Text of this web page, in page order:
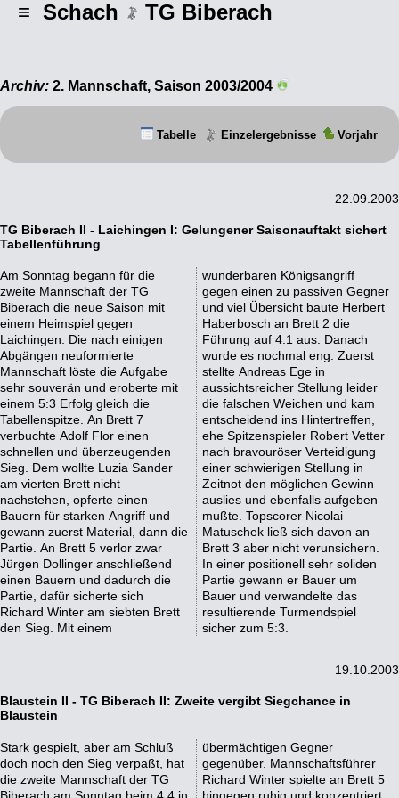
≡ Schach TG Biberach
Archiv: 2. Mannschaft, Saison 2003/2004
Tabelle Einzelergebnisse Vorjahr
22.09.2003
TG Biberach II - Laichingen I: Gelungener Saisonauftakt sichert
Tabellenführung
Am Sonntag begann für die
zweite Mannschaft der TG
Biberach die neue Saison mit
einem Heimspiel gegen
Laichingen. Die nach einigen
Abgängen neuformierte
Mannschaft löste die Aufgabe
sehr souverän und eroberte mit
einem 5:3 Erfolg gleich die
Tabellenspitze. An Brett 7
verbuchte Adolf Flor einen
schnellen und überzeugenden
Sieg. Dem wollte Luzia Sander
am vierten Brett nicht
nachstehen, opferte einen
Bauern für starken Angriff und
gewann zuerst Material, dann die
Partie. An Brett 5 verlor zwar
Jürgen Dollinger anschließend
einen Bauern und dadurch die
Partie, dafür sicherte sich
Richard Winter am siebten Brett
den Sieg. Mit einem
wunderbaren Königsangriff
gegen einen zu passiven Gegner
und viel Übersicht baute Herbert
Haberbosch an Brett 2 die
Führung auf 4:1 aus. Danach
wurde es nochmal eng. Zuerst
stellte Andreas Ege in
aussichtsreicher Stellung leider
die falschen Weichen und kam
entscheidend ins Hintertreffen,
ehe Spitzenspieler Robert Vetter
nach bravouröser Verteidigung
einer schwierigen Stellung in
Zeitnot den möglichen Gewinn
auslies und ebenfalls aufgeben
mußte. Topscorer Nicolai
Matuschek ließ sich davon an
Brett 3 aber nicht verunsichern.
In einer positionell sehr soliden
Partie gewann er Bauer um
Bauer und verwandelte das
resultierende Turmendspiel
sicher zum 5:3.
19.10.2003
Blaustein II - TG Biberach II: Zweite vergibt Siegchance in
Blaustein
Stark gespielt, aber am Schluß
doch noch den Sieg verpaßt, hat
die zweite Mannschaft der TG
Biberach am Sonntag beim 4:4 in
übermächtigen Gegner
gegenüber. Mannschaftsführer
Richard Winter spielte an Brett 5
hingegen ruhig und konzentriert,